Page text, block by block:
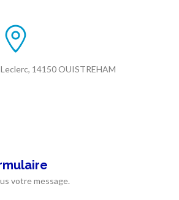
14150 OUISTREHAM
votre message.